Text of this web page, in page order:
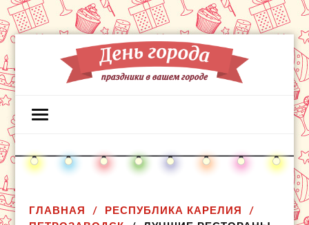
ГЛАВНАЯ
РЕСПУБЛИКА КАРЕЛИЯ